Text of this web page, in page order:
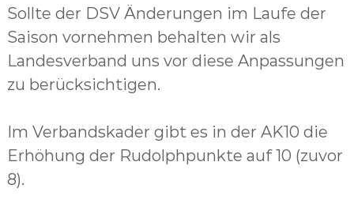
Sollte der DSV Änderungen im Laufe der
Saison vornehmen behalten wir als
Landesverband uns vor diese Anpassungen
zu berücksichtigen.
Im Verbandskader gibt es in der AK10 die
Erhöhung der Rudolphpunkte auf 10 (zuvor
8).